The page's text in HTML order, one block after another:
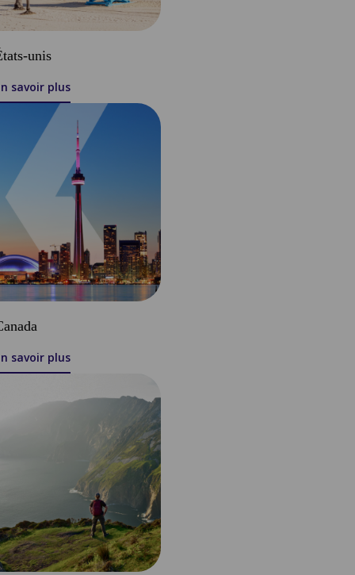
unis
savoir plus
savoir plus